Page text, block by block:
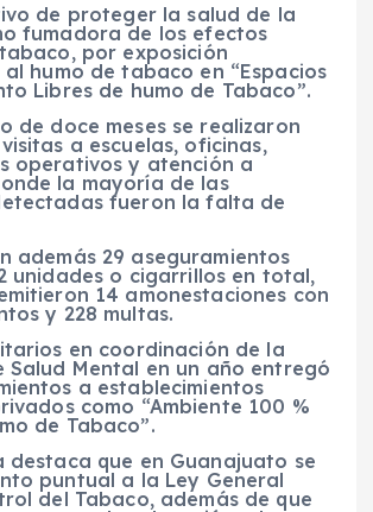
de proteger la salud de la
fumadora de los efectos
por exposición
humo de tabaco en “Espacios
Libres de humo de Tabaco”.
de doce meses se realizaron
a escuelas, oficinas,
operativos y atención a
la mayoría de las
fueron la falta de
además 29 aseguramientos
unidades o cigarrillos en total,
14 amonestaciones con
y 228 multas.
en coordinación de la
Salud Mental en un año entregó
a establecimientos
como “Ambiente 100 %
de Tabaco”.
destaca que en Guanajuato se
puntual a la Ley General
del Tabaco, además de que